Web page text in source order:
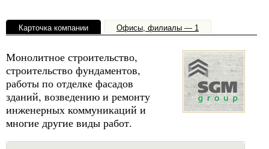
Карточка компании Офисы, филиалы — 1
Монолитное строительство,
строительство фундаментов,
работы по отделке фасадов
зданий, возведению и ремонту
инженерных коммуникаций и
многие другие виды работ.